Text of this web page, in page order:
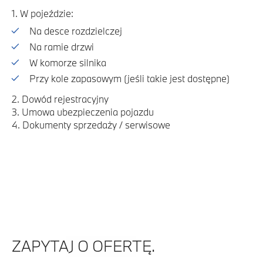
1. W pojeździe:
Na desce rozdzielczej
Na ramie drzwi
W komorze silnika
Przy kole zapasowym (jeśli takie jest dostępne)
2. Dowód rejestracyjny
3. Umowa ubezpieczenia pojazdu
4. Dokumenty sprzedaży / serwisowe
ZAPYTAJ O OFERTĘ.